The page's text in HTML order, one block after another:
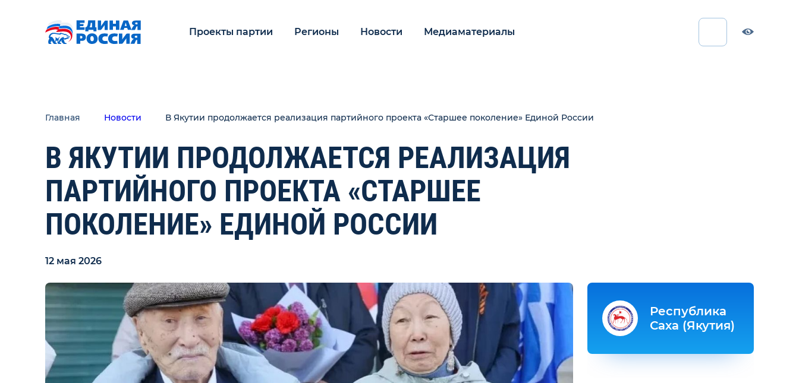
Проекты партии Регионы Новости Медиаматериалы
Главная Новости В Якутии продолжается реализация партийного проекта «Старшее поколение» Единой России
В ЯКУТИИ ПРОДОЛЖАЕТСЯ РЕАЛИЗАЦИЯ
ПАРТИЙНОГО ПРОЕКТА «СТАРШЕЕ
ПОКОЛЕНИЕ» ЕДИНОЙ РОССИИ
12 мая 2026
Республика
Саха (Якутия)